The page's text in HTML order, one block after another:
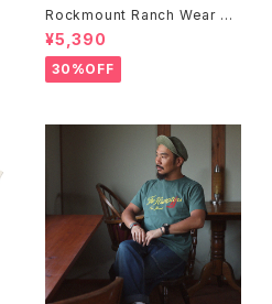
Rockmount Ranch Wear ロ
ックマウント ランチウェア Rock
mount Bronc Western T-Sh
irt 半袖Tシャツ 全3色
¥5,390
30%OFF